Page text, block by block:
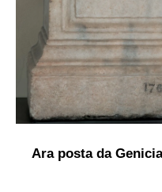
Ara posta da